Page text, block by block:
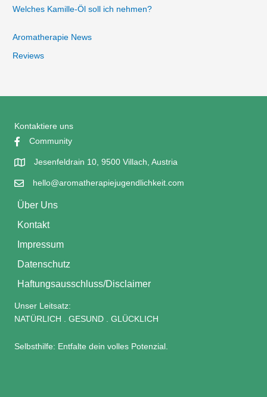
Welches Kamille-Öl soll ich nehmen?
Aromatherapie News
Reviews
Kontaktiere uns
Community
Jesenfeldrain 10, 9500 Villach, Austria
hello@aromatherapiejugendlichkeit.com
Über Uns
Kontakt
Impressum
Datenschutz
Haftungsausschluss/Disclaimer
Unser Leitsatz:
NATÜRLICH . GESUND . GLÜCKLICH
Selbsthilfe: Entfalte dein volles Potenzial.